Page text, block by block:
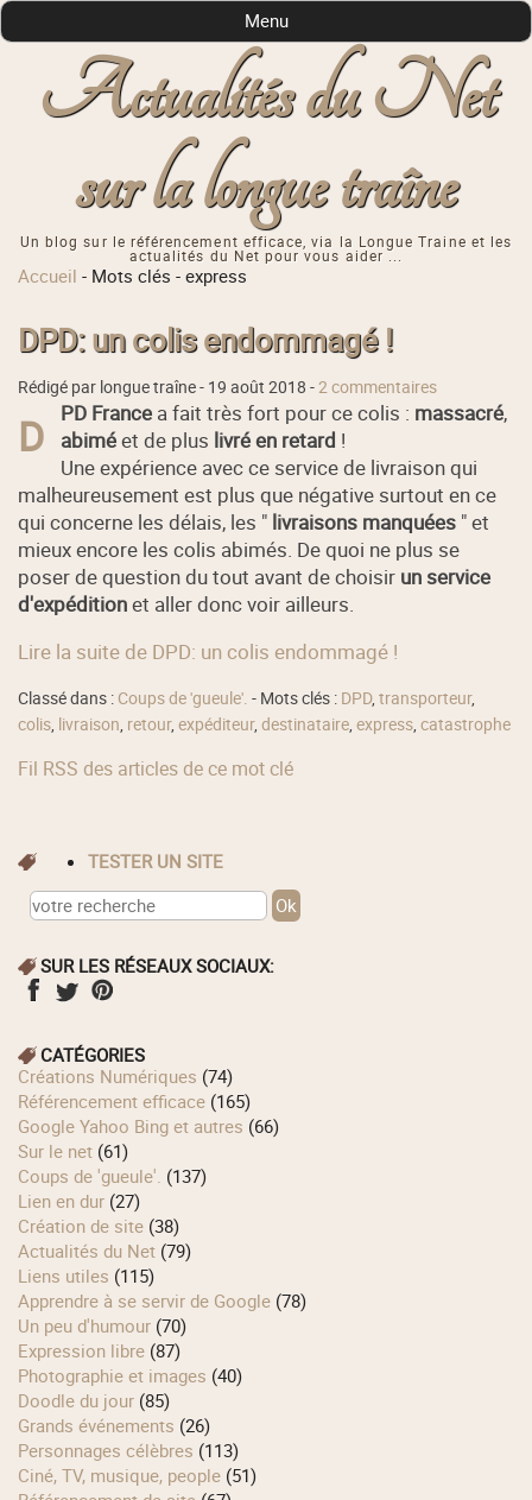
Actualités du Net
sur la longue traîne
Un blog sur le référencement efficace, via la Longue Traine et les
actualités du Net pour vous aider ...
Menu
Accueil - Mots clés -express
DPD: un colis endommagé !
Rédigé par longue traîne - 19 août 2018 -2 commentaires
D PD France a fait très fort pour ce colis : massacré,
abiméet de plus livré en retard !
Une expérience avec ce service de livraison qui
malheureusement est plus que négative surtout en ce
qui concerne les délais, les " livraisons manquées " et
mieux encore les colis abimés. De quoi ne plus se
poser de question du tout avant de choisir un service
d'expéditionet aller donc voir ailleurs.
Lire la suite de DPD: un colis endommagé !
Classé dans : Coups de 'gueule'. - Mots clés : DPD,transporteur,
colis, livraison, retour,expéditeur,destinataire,express,catastrophe
Fil RSS des articles de ce mot clé
TESTER UN SITE
SUR LES RÉSEAUX SOCIAUX:
CATÉGORIES
Créations Numériques (74)
Référencement efficace (165)
Google Yahoo Bing et autres (66)
Sur le net (61)
Coups de 'gueule'. (137)
Lien en dur (27)
Création de site (38)
Actualités du Net (79)
Liens utiles (115)
Apprendre à se servir de Google (78)
Un peu d'humour (70)
Expression libre (87)
Photographie et images (40)
Doodle du jour (85)
Grands événements (26)
Personnages célèbres (113)
Ciné, TV, musique, people (51)